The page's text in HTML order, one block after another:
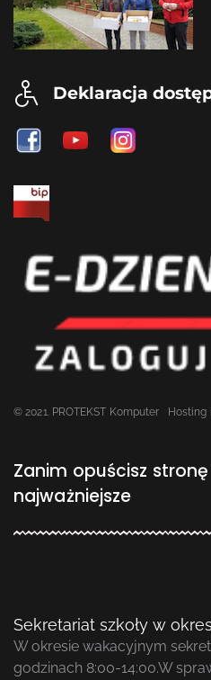
Deklaracja
© 2021. PROTEKST Komputer Hosting
Zanim opuścisz
najważniejsze
Sekretariat szkoły w
W okresie wakacyjnym
godzinach 8:00-14:00.W